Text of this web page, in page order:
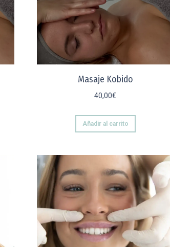
Masaje Kobido
40,00€
Añadir al carrito